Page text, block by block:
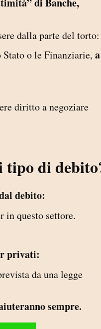
di Banche,
dalla parte del torto:
o le Finanziarie, a
diritto a negoziare
tipo di
debito:
in questo settore.
privati:
da una legge
sempre.